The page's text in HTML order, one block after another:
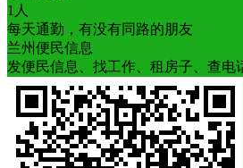
1人
每天通勤，有没有同路的朋友
兰州便民信息
发便民信息、找工作、租房子、查电